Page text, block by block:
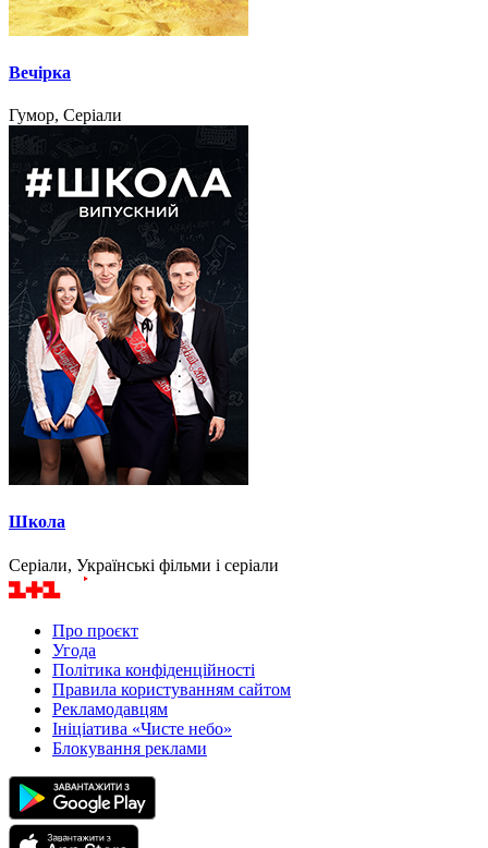
Вечірка
Гумор, Серіали
Школа
Серіали, Українські фільми і серіали
Про проєкт
Угода
Політика конфіденційності
Правила користуванням сайтом
Рекламодавцям
Ініціатива «Чисте небо»
Блокування реклами